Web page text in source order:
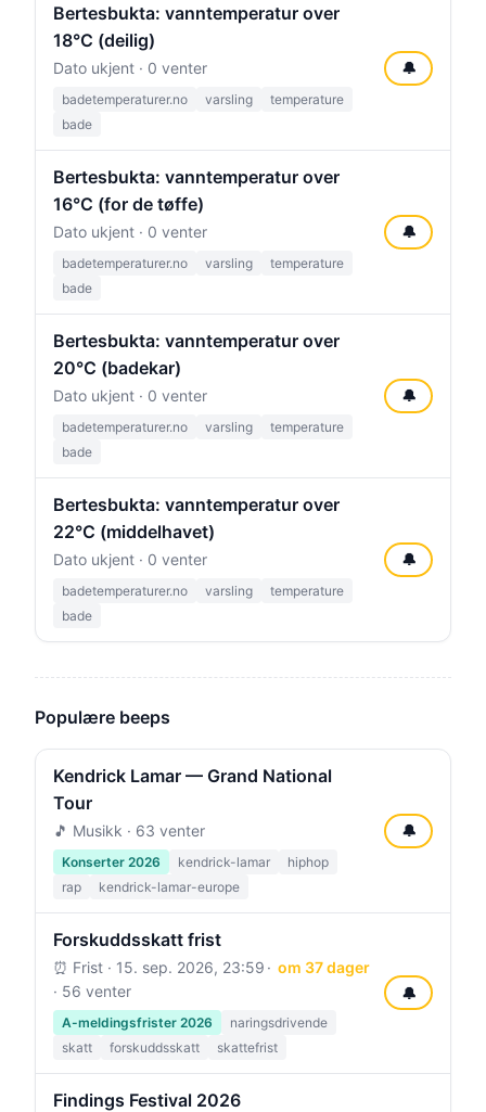
Bertesbukta: vanntemperatur over
18°C (deilig)
Dato ukjent · 0 venter
badetemperaturer.no varsling
temperature
bade
🔔
Bertesbukta: vanntemperatur over
16°C (for de tøffe)
Dato ukjent · 0 venter
badetemperaturer.no varsling
temperature
bade
🔔
Bertesbukta: vanntemperatur over
20°C (badekar)
Dato ukjent · 0 venter
badetemperaturer.no varsling
temperature
bade
🔔
Bertesbukta: vanntemperatur over
22°C (middelhavet)
Dato ukjent · 0 venter
badetemperaturer.no varsling
temperature
bade
🔔
Populære beeps
Kendrick Lamar — Grand National
Tour
🎵 Musikk · 63 venter
Konserter 2026 kendrick-lamar
hiphop
rap
kendrick-lamar-europe
🔔
Forskuddsskatt frist
⏰ Frist · 15. sep. 2026, 23:59
om 37 dager
· 56 venter
A-meldingsfrister 2026
naringsdrivende
skatt
forskuddsskatt skattefrist
🔔
Findings Festival 2026